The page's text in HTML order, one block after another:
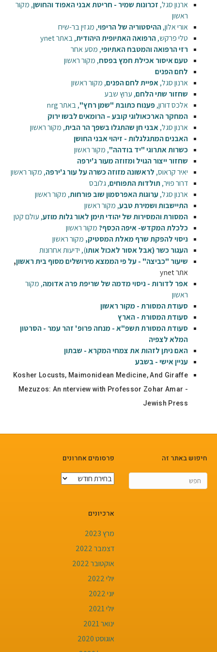
ארנון סגל, זכרונות שמיר - חריטת אבני האפוד והחושן, מקור
ראשון
אורי אלון,ההיסטוריה של הריפוי, מגזין בר-שיח
טלי פרקש,הרפואה האתיופית היהודית, באתר ynet
רזי הרפואה והמטבח האתיופי, מסע אחר
טעם איסור אכילת חמץ בפסח, מקור ראשון
לחם הפנים
ארנון סגל,אפיית לחם הפנים, מקור ראשון
שחזור שתי הלחם, ערוץ שבע
אלכס דורון,פענוח כתובת "שמן רחץ", באתר nrg
המחקר הארכאולוגי קובע – הרומאים לבשו ירוק
ארנון סגל,אבני חן שהתגלו בשפך הר הבית, מקור ראשון
האבנים המתגלגלות - זיהוי אבני החושן
כשרות אתרוגי "יד בודהה", מקור ראשון
שחזור ייצור הגויל ומזוזה מעור ג'ירפה
יאיר קראוס, לראשונה מזוזה כשרה על עור ג'ירפה, מקור ראשון
דרור פויר,תולדות התפוחים, גלובס
ארנון סגל,ערוגות האפרסמון שוב פורחות, מקור ראשון
התיישבות ושמירת טבע, מקור ראשון
המסורת והמסירות של יהודי תימן לאור גלות מוזע, עולם קטן
כלכלת המקדש- איפה הכסף?מקור ראשון
ניסוי להפקת שרף מאלת המסטיק, מקור ראשון
העגור כשר (אבל אסור לאכול אותו), ידיעות אחרונות
שיעור "כביצה" - על פי הממצא מירושלים מסוף בית ראשון,
אתר ynet
אפר לדורות - ניסוי מדמה של שריפת פרה אדומה, מקור
ראשון
סעודת המסורת - מקור ראשון
סעודת המסורת - הארץ
סעודת המסורת תשפ"א - מנחה פרופ' זהר עמר - הסרטון
המלא לצפיה
האם ניתן לזהות את צמחי המקרא - שבתון
עניין אישי - בשבע
Kosher Locusts, Maimonidean Medicine, And Giraffe
Mezuzos: An nterview with Professor Zohar Amar -
Jewish Press
חיפוש באתר זה פרסומים אחרונים
ארכיונים
מרץ 2023
דצמבר 2022
אוקטובר 2022
יולי 2022
יוני 2022
יולי 2021
ינואר 2021
אוגוסט 2020